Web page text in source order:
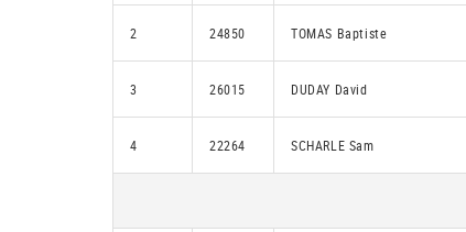
2 24850 TOMAS Baptiste
3 26015 DUDAY David
4 22264 SCHARLE Sam